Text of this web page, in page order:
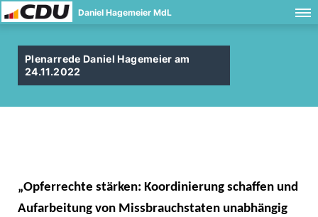
Daniel Hagemeier MdL
Plenarrede Daniel Hagemeier am
24.11.2022
Opferrechte stärken: Koordinierung schaffen und
Aufarbeitung von Missbrauchstaten unabhängig